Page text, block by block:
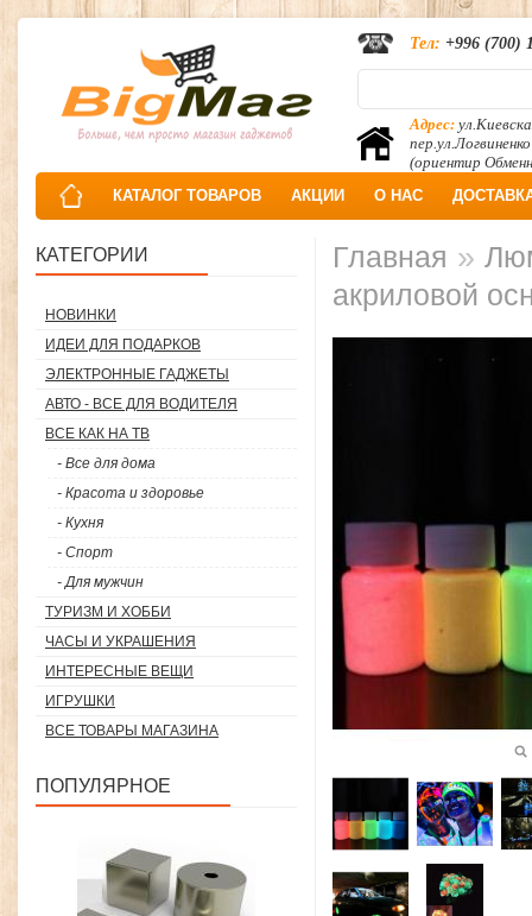
Адрес:
пер.ул.Логвиненко
(ориентир
Тел: +996 (700)
КАТАЛОГ ТОВАРОВ АКЦИИ О НАС
КАТЕГОРИИ
НОВИНКИ
ИДЕИ ДЛЯ ПОДАРКОВ
ЭЛЕКТРОННЫЕ ГАДЖЕТЫ
АВТО - ВСЕ ДЛЯ ВОДИТЕЛЯ
ВСЕ КАК НА ТВ
- Все для дома
- Красота и здоровье
- Кухня
- Спорт
- Для мужчин
ТУРИЗМ И ХОББИ
ЧАСЫ И УКРАШЕНИЯ
ИНТЕРЕСНЫЕ ВЕЩИ
ИГРУШКИ
ВСЕ ТОВАРЫ МАГАЗИНА
ПОПУЛЯРНОЕ
Главная »
акриловой